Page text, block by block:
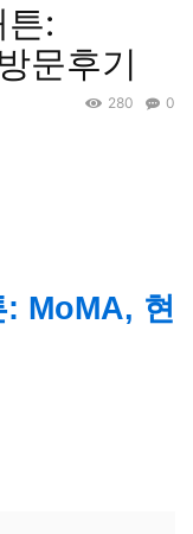
:
문후기
0
280
: MoMA, 현